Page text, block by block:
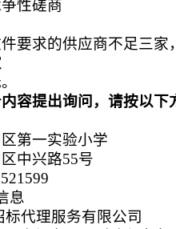
性磋商
要求的供应商不足三
容提出询问，请按以下
第一实验小学
中兴路55号
息
代理服务有限公司